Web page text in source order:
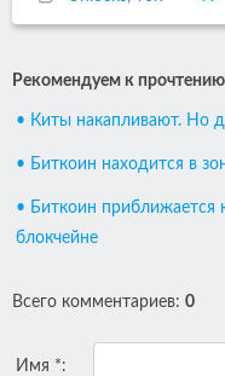
Рекомендуем к
• Киты накапливают. Но
• Биткоин находится в
• Биткоин приближается
блокчейне
Всего комментариев: 0
Имя *: